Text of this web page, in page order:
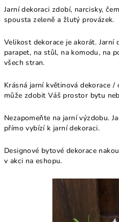
Jarní dekoraci zdobí, narcisky,
spousta zeleně a žlutý provázek.
Velikost dekorace je akorát. Jarní
parapet, na stůl, na komodu, na
všech stran.
Krásná jarní květinová dekorace
může zdobit Váš prostor bytu
Nezapomeňte na jarní výzdobu.
přímo vybízí k jarní dekoraci.
Designové bytové dekorace
v akci na eshopu.